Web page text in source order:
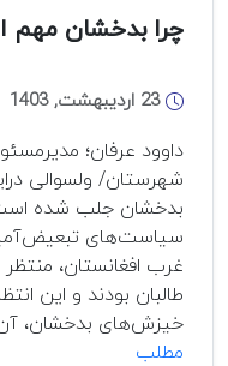
چرا بدخشان مهم
23 اردیبهشت, 1403
داوود عرفان؛
شهرستان/ ولسوالی
بدخشان جلب شده است.
سیاست‌های
غرب افغانستان،
طالبان بودند و این
خیزش‌های بدخشان،
مطلب